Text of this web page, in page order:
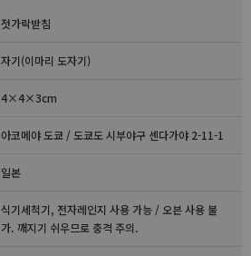
젓가락받침
자기(이마리 도자기)
4×4×3cm
아코메야 도쿄 / 도쿄도 시부야구 센다가야 2-11-1
일본
식기세척기, 전자레인지 사용 가능 / 오븐 사용 불
가. 깨지기 쉬우므로 충격 주의.